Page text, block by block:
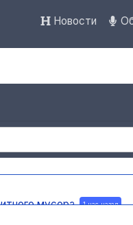
Новости
мусора 1 час назад